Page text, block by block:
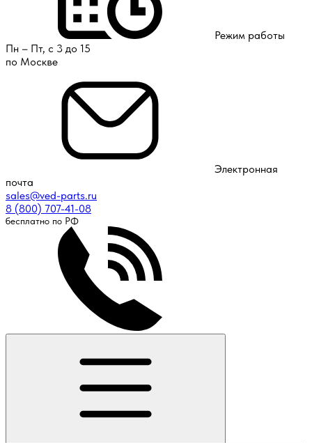
Режим работы
Пн – Пт, с 3 до 15
по Москве
Электронная
почта
sales@ved-parts.ru
8 (800) 707-41-08
бесплатно по РФ